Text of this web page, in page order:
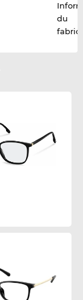
du